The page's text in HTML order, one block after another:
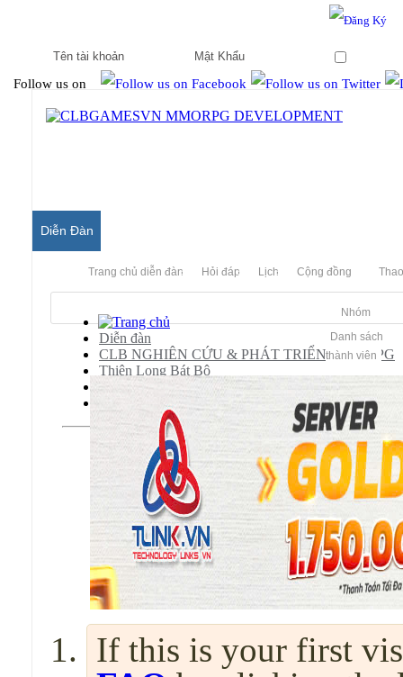
Follow us on
Diễn Đàn
Trang chủ diễn đàn Hỏi đáp Lịch Cộng đồng
Nhóm
Danh sách
thành viên
Diễn đàn
CLB NGHIÊN CỨU & PHÁT TRIỂN MMORPG
Thiên Long Bát Bộ
Releases
Share Tool mã hóa Pre của Tàu
If this is your first